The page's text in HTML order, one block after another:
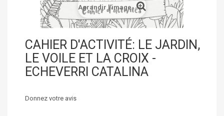
Agrandir l'image
CAHIER D'ACTIVITÉ: LE JARDIN,
LE VOILE ET LA CROIX -
ECHEVERRI CATALINA
Donnez votre avis